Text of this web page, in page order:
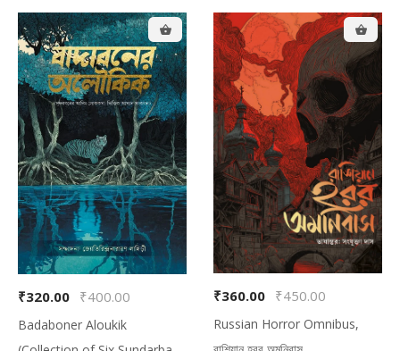
ভারতবর্ষ
₹320.00 ₹400.00
Badaboner Aloukik
₹360.00 ₹450.00
Russian Horror Omnibus,
Your cart is empty!
Looks like you haven't made your menu